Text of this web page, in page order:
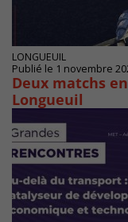
LONGUEUIL
Publié le 1 novembre
Deux matchs
Longueuil